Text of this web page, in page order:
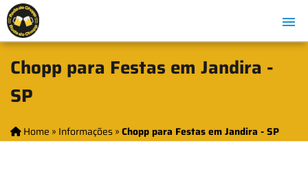
Chopp para Festas em Jandira -
SP
Home » Informações»Chopp para Festas em Jandira - SP